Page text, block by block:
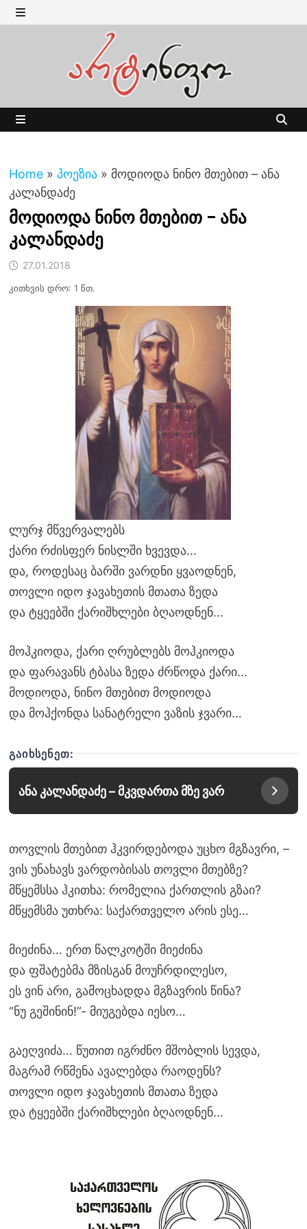
Skip
to MENU
Home » პოეზია » მოდიოდა ნინო მთებით – ანა
კალანდაძე
მოდიოდა ნინო მთებით – ანა
კალანდაძე
27.01.2018
კითხვის დრო: 1 წთ.
ლურჯ მწვერვალებს
ქარი რძისფერ ნისლში ხვევდა…
და, როდესაც ბარში ვარდნი ყვაოდნენ,
თოვლი იდო ჯავახეთის მთათა ზედა
და ტყეებში ქარიშხლები ბღაოდნენ…
მოჰკიოდა, ქარი ღრუბლებს მოჰკიოდა
და ფარავანს ტბასა ზედა ძრწოდა ქარი…
მოდიოდა, ნინო მთებით მოდიოდა
და მოჰქონდა სანატრელი ვაზის ჯვარი…
ᲒᲐᲘᲮᲡᲔᲜᲔᲗ:
ანა კალანდაძე – მკვდართა მზე ვარ
თოვლის მთებით ჰკვირდებოდა უცხო მგზავრი, –
ვის უნახავს ვარდობისას თოვლი მთებზე?
მწყემსსა ჰკითხა: რომელია ქართლის გზაი?
მწყემსმა უთხრა: საქართველო არის ესე…
მიეძინა… ერთ წალკოტში მიეძინა
და ფშატებმა მზისგან მოუჩრდილესო,
ეს ვინ არი, გამოცხადდა მგზავრის წინა?
“ნუ გეშინინ!”- მიუგებდა იესო…
გაეღვიძა… წუთით იგრძნო მშობლის სევდა,
მაგრამ რწმენა ავალებდა რაოდენს?
თოვლი იდო ჯავახეთის მთათა ზედა
და ტყეებში ქარიშხლები ბღაოდნენ…